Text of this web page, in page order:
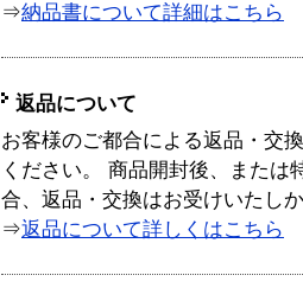
⇒納品書について詳細はこちら
返品について
お客様のご都合による返品・交
ください。 商品開封後、または
合、返品・交換はお受けいたし
⇒返品について詳しくはこちら